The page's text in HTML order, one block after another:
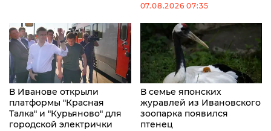
07.08.2026 07:35
В Иванове открыли
платформы "Красная
Талка" и "Курьяново" для
городской электрички
В семье японских
журавлей из Ивановского
зоопарка появился
птенец